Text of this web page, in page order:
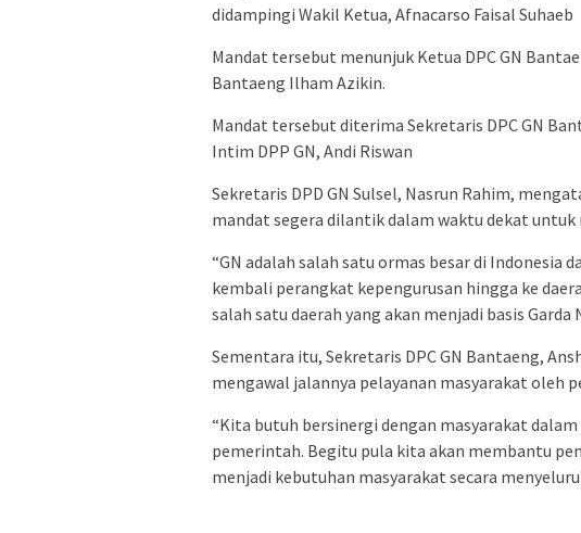
didampingi Wakil Ketua, Afnacarso Faisal Suhaeb
Mandat tersebut menunjuk Ketua DPC GN
Bantaeng Ilham Azikin.
Mandat tersebut diterima Sekretaris DPC GN
Intim DPP GN, Andi Riswan
Sekretaris DPD GN Sulsel, Nasrun Rahim,
mandat segera dilantik dalam waktu dekat
“GN adalah salah satu ormas besar di Indonesia
kembali perangkat kepengurusan hingga ke
salah satu daerah yang akan menjadi basis Garda
Sementara itu, Sekretaris DPC GN Bantaeng,
mengawal jalannya pelayanan masyarakat oleh
“Kita butuh bersinergi dengan masyarakat
pemerintah. Begitu pula kita akan membantu
menjadi kebutuhan masyarakat secara